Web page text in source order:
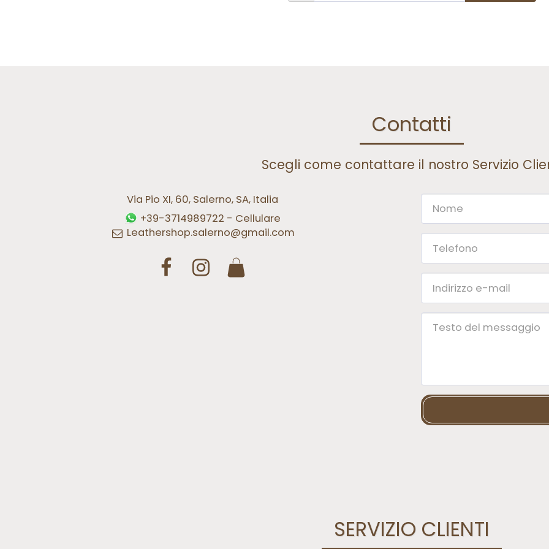
Contatti
Scegli come contattare il nostro Servizio
Via Pio XI, 60, Salerno, SA, Italia
+39-3714989722 - Cellulare
Leathershop.salerno@gmail.com
SERVIZIO CLIENTI